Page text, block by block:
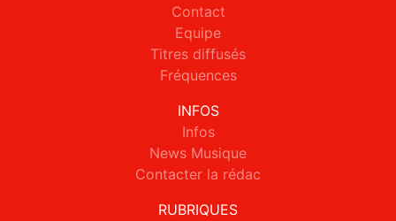
Contact
Equipe
Titres diffusés
Fréquences
INFOS
Infos
News Musique
Contacter la rédac
RUBRIQUES